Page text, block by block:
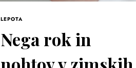
LEPOTA
Nega rok in